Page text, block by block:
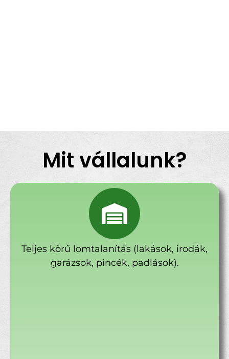
Mit vállalunk?
Teljes körű lomtalanítás (lakások, irodák,
garázsok, pincék, padlások).